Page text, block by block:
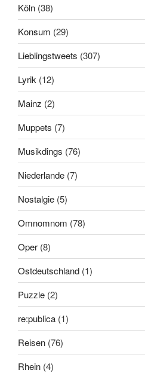
Köln (38)
Konsum (29)
Lieblingstweets (307)
Lyrik (12)
Mainz (2)
Muppets (7)
Musikdings (76)
Niederlande (7)
Nostalgie (5)
Omnomnom (78)
Oper (8)
Ostdeutschland (1)
Puzzle (2)
re:publica (1)
Reisen (76)
Rhein (4)